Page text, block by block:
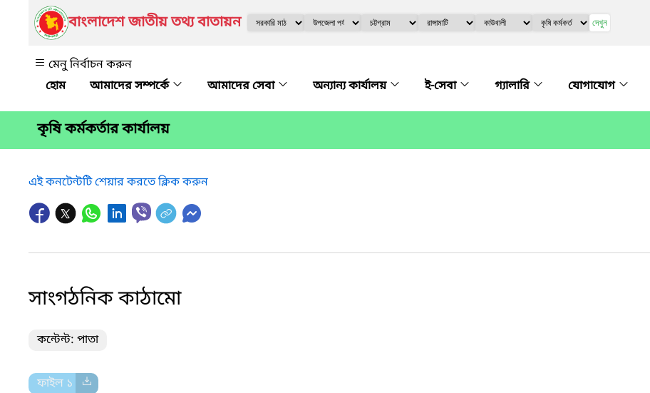
বাংলাদেশ জাতীয় তথ্য বাতায়ন দেখুন
মেনু নির্বাচন করুন
আমাদের সম্পর্কে
আমাদের সেবা অন্যান্য কার্যালয় ই-সেবা গ্যালারি যোগাযোগ
কৃষি কর্মকর্তার কার্যালয়
এই কনটেন্টটি শেয়ার করতে ক্লিক করুন
সাংগঠনিক কাঠামো
কন্টেন্ট: পাতা
ফাইল ১